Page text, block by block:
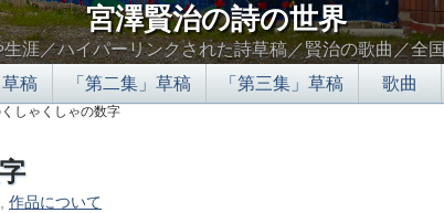
宮澤賢治の詩の世界
涯／ハイパーリンクされた詩草稿／賢治の歌曲／全
草稿 「第二集」草稿 「第三集」草稿 歌曲
しゃくしゃの数字
作品について